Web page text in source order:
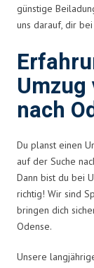
günstige
uns darauf, dir
nach
Du planst einen
auf der Suche
Dann bist du bei
richtig! Wir sind
bringen dich
Odense.
Unsere